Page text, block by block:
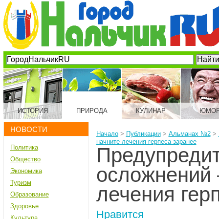
ИСТОРИЯ ПРИРОДА КУЛИНАР
НОВОСТИ
Политика
Общество
Экономика
Туризм
Образование
Здоровье
Начало> Публикации> Альманах №2>
начните лечения герпеса заранее
лечения
Нравится